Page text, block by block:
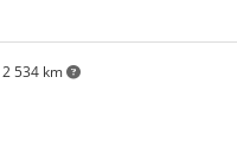
534 km